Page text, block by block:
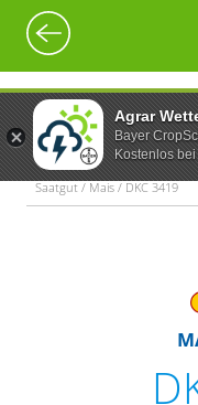
Agrar
Bayer
Kostenlos
Saatgut / Mais / DKC 3419